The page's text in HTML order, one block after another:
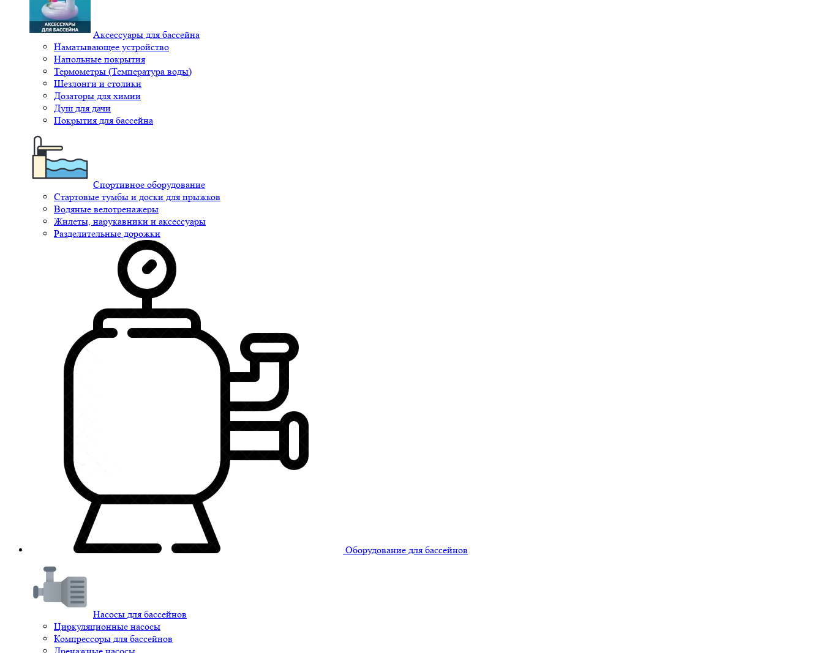
Аксессуары для бассейна
Наматывающее устройство
Напольные покрытия
Термометры (Температура воды)
Шезлонги и столики
Дозаторы для химии
Душ для дачи
Покрытия для бассейна
Спортивное оборудование
Стартовые тумбы и доски для прыжков
Водяные велотренажеры
Жилеты, нарукавники и аксессуары
Разделительные дорожки
Оборудование для бассейнов
Насосы для бассейнов
Циркуляционные насосы
Компрессоры для бассейнов